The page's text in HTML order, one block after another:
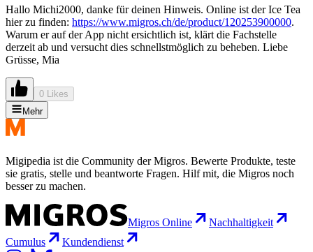
Hallo Michi2000, danke für deinen Hinweis. Online ist der Ice Tea
hier zu finden: https://www.migros.ch/de/product/120253900000.
Warum er auf der App nicht ersichtlich ist, klärt die Fachstelle
derzeit ab und versucht dies schnellstmöglich zu beheben. Liebe
Grüsse, Mia
0 Likes
Mehr
Migipedia ist die Community der Migros. Bewerte Produkte, teste
sie gratis, stelle und beantworte Fragen. Hilf mit, die Migros noch
besser zu machen.
Migros Online
Nachhaltigkeit
Cumulus
Kundendienst